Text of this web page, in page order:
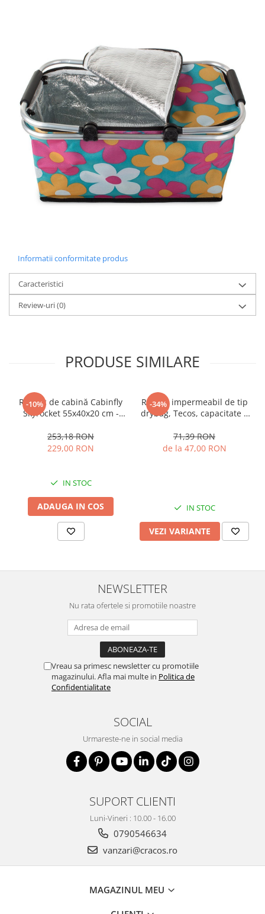
Informatii conformitate produs
Caracteristici
Review-uri(0)
PRODUSE SIMILARE
-10%
Rucsac de cabină Cabinfly
Skyrocket 55x40x20 cm -
Wizzair , bagaj de mana
gratuit TAROM sau DanAir,-
253,18 RON
229,00 RON
IN STOC
ADAUGA IN COS
-34%
Rucsac impermeabil de tip
drybag, Tecos, capacitate 5
de exterior
71,39 RON
de la 47,00 RON
IN STOC
VEZI VARIANTE
NEWSLETTER
Nu rata ofertele si promotiile noastre
Vreau sa primesc newsletter cu promotiile
magazinului. Afla mai multe in Politica de
Confidentialitate
SOCIAL
Urmareste-ne in social media
SUPORT CLIENTI
Luni-Vineri : 10.00 - 16.00
0790546634
vanzari@cracos.ro
MAGAZINUL MEU